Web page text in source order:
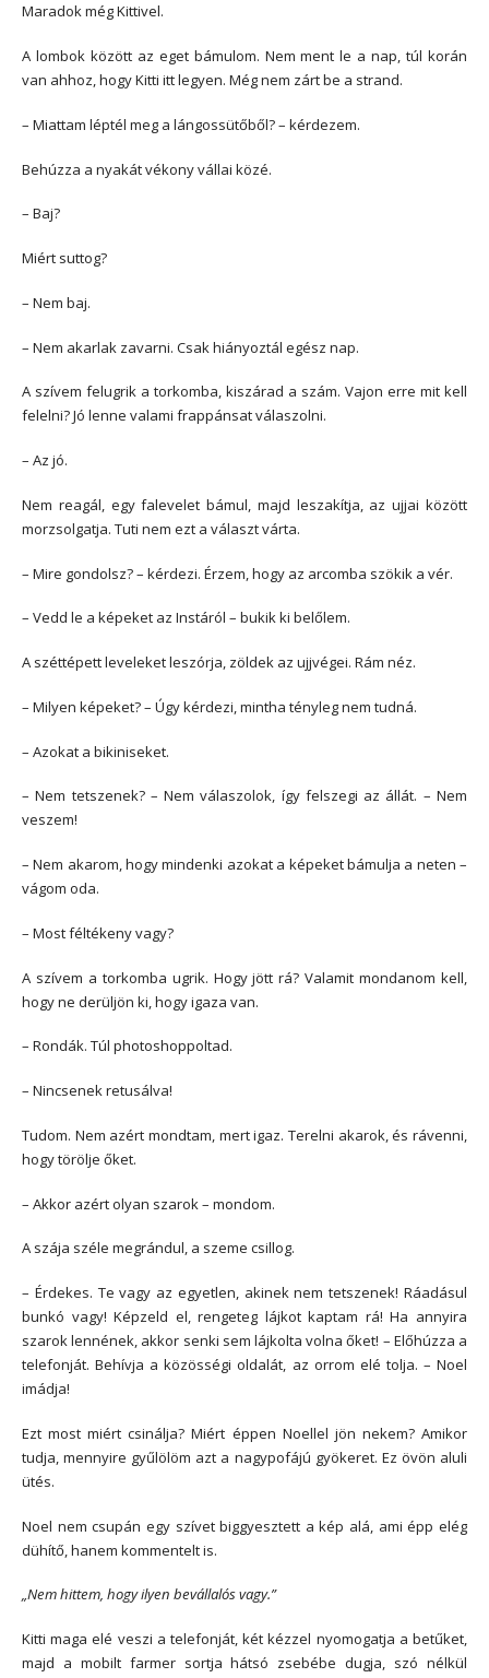
Maradok még Kittivel.
A lombok között az eget bámulom. Nem ment le a nap, túl korán
van ahhoz, hogy Kitti itt legyen. Még nem zárt be a strand.
– Miattam léptél meg a lángossütőből? – kérdezem.
Behúzza a nyakát vékony vállai közé.
– Baj?
Miért suttog?
– Nem baj.
– Nem akarlak zavarni. Csak hiányoztál egész nap.
A szívem felugrik a torkomba, kiszárad a szám. Vajon erre mit kell
felelni? Jó lenne valami frappánsat válaszolni.
– Az jó.
Nem reagál, egy falevelet bámul, majd leszakítja, az ujjai között
morzsolgatja. Tuti nem ezt a választ várta.
– Mire gondolsz? – kérdezi. Érzem, hogy az arcomba szökik a vér.
– Vedd le a képeket az Instáról – bukik ki belőlem.
A széttépett leveleket leszórja, zöldek az ujjvégei. Rám néz.
– Milyen képeket? – Úgy kérdezi, mintha tényleg nem tudná.
– Azokat a bikiniseket.
– Nem tetszenek? – Nem válaszolok, így felszegi az állát. – Nem
veszem!
– Nem akarom, hogy mindenki azokat a képeket bámulja a neten –
vágom oda.
– Most féltékeny vagy?
A szívem a torkomba ugrik. Hogy jött rá? Valamit mondanom kell,
hogy ne derüljön ki, hogy igaza van.
– Rondák. Túl photoshoppoltad.
– Nincsenek retusálva!
Tudom. Nem azért mondtam, mert igaz. Terelni akarok, és rávenni,
hogy törölje őket.
– Akkor azért olyan szarok – mondom.
A szája széle megrándul, a szeme csillog.
– Érdekes. Te vagy az egyetlen, akinek nem tetszenek! Ráadásul
bunkó vagy! Képzeld el, rengeteg lájkot kaptam rá! Ha annyira
szarok lennének, akkor senki sem lájkolta volna őket! – Előhúzza a
telefonját. Behívja a közösségi oldalát, az orrom elé tolja. – Noel
imádja!
Ezt most miért csinálja? Miért éppen Noellel jön nekem? Amikor
tudja, mennyire gyűlölöm azt a nagypofájú gyökeret. Ez övön aluli
ütés.
Noel nem csupán egy szívet biggyesztett a kép alá, ami épp elég
dühítő, hanem kommentelt is.
„Nem hittem, hogy ilyen bevállalós vagy.”
Kitti maga elé veszi a telefonját, két kézzel nyomogatja a betűket,
majd a mobilt farmer sortja hátsó zsebébe dugja, szó nélkül